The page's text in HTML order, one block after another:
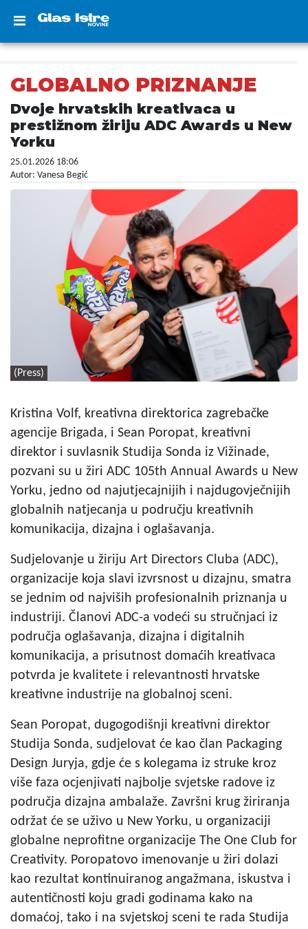
GLOBALNO PRIZNANJE
Dvoje hrvatskih kreativaca u
prestižnom žiriju ADC Awards u New
Yorku
25.01.2026 18:06
Autor: Vanesa Begić
(Press)
Kristina Volf, kreativna direktorica zagrebačke
agencije Brigada, i Sean Poropat, kreativni
direktor i suvlasnik Studija Sonda iz Vižinade,
pozvani su u žiri ADC 105th Annual Awards u New
Yorku, jedno od najutjecajnijih i najdugovječnijih
globalnih natjecanja u području kreativnih
komunikacija, dizajna i oglašavanja.
Sudjelovanje u žiriju Art Directors Cluba (ADC),
organizacije koja slavi izvrsnost u dizajnu, smatra
se jednim od najviših profesionalnih priznanja u
industriji. Članovi ADC-a vodeći su stručnjaci iz
područja oglašavanja, dizajna i digitalnih
komunikacija, a prisutnost domaćih kreativaca
potvrda je kvalitete i relevantnosti hrvatske
kreativne industrije na globalnoj sceni.
Sean Poropat, dugogodišnji kreativni direktor
Studija Sonda, sudjelovat će kao član Packaging
Design Juryja, gdje će s kolegama iz struke kroz
više faza ocjenjivati najbolje svjetske radove iz
područja dizajna ambalaže. Završni krug žiriranja
održat će se uživo u New Yorku, u organizaciji
globalne neprofitne organizacije The One Club for
Creativity. Poropatovo imenovanje u žiri dolazi
kao rezultat kontinuiranog angažmana, iskustva i
autentičnosti koju gradi godinama kako na
domaćoj, tako i na svjetskoj sceni te rada Studija